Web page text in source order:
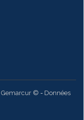
Gemarcur © - Données